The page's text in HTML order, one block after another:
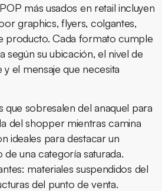
más usados en retail incluyen
graphics, flyers, colgantes,
producto. Cada formato cumple
según su ubicación, el nivel de
el mensaje que necesita
que sobresalen del anaquel para
del shopper mientras camina
ideales para destacar un
una categoría saturada.
materiales suspendidos del
del punto de venta.